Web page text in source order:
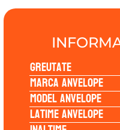
99V
Greutate
Marca anvelope
Model anvelope
Latime anvelope